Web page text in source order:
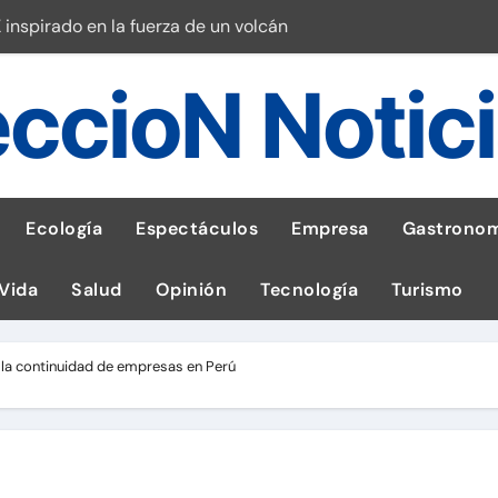
en la fuerza de un volcán
impulsa la salud materna
por ignorar distancias de seguridad
al Perú en Toulouse Lautrec
en cáncer a nivel nacional
¡Descarga la app de Meridianbet y gana una jugada gratis
Ecología Espectáculos Empresa
Salud Opinión Tecnología Turismo
continuidad de empresas en Perú